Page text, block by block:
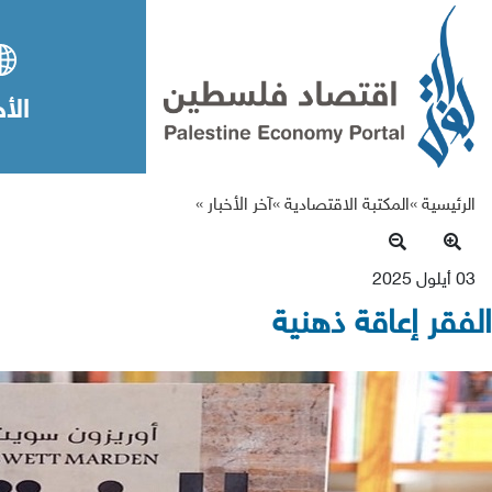
الرئيسية »المكتبة الاقتصادية »آخر الأخبار »
03 أيلول 2025
الفقر إعاقة ذهنية